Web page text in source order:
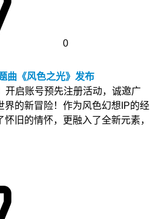
0
曲《风色之光》发布
开启账号预先注册活动，诚邀广
界的新冒险！作为风色幻想IP的经
旧的情怀，更融入了全新元素，